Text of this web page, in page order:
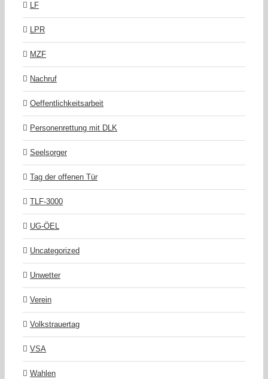
LF
LPR
MZF
Nachruf
Oeffentlichkeitsarbeit
Personenrettung mit DLK
Seelsorger
Tag der offenen Tür
TLF-3000
UG-ÖEL
Uncategorized
Unwetter
Verein
Volkstrauertag
VSA
Wahlen